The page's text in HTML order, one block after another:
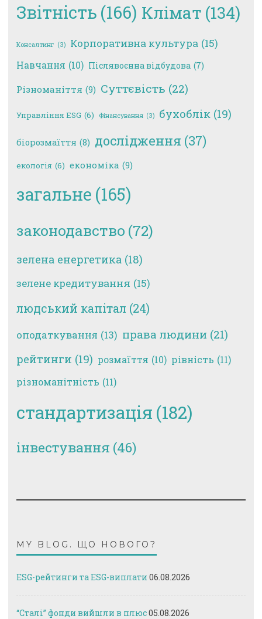
Звітність (166) Клімат (134)
Консалтинг (3) Корпоративна культура (15)
Навчання (10) Післявоєнна відбудова (7)
Різноманіття (9) Суттєвість (22)
Управління ESG (6) Фінансування (3) бухоблік (19)
біорозмаїття (8) дослідження (37)
екологія (6) економіка (9)
загальне (165)
законодавство (72)
зелена енергетика (18)
зелене кредитування (15)
людський капітал (24)
оподаткування (13) права людини (21)
рейтинги (19) розмаїття (10) рівність (11)
різноманітність (11)
стандартизація (182)
інвестування (46)
MY BLOG. ЩО НОВОГО?
ESG-рейтинги та ESG-виплати 06.08.2026
“Сталі” фонди вийшли в плюс05.08.2026